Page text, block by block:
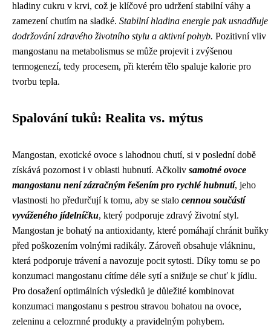
hladiny cukru v krvi, což je klíčové pro udržení stabilní váhy a
zamezení chutím na sladké. Stabilní hladina energie pak usnadňuje
dodržování zdravého životního stylu a aktivní pohyb. Pozitivní vliv
mangostanu na metabolismus se může projevit i zvýšenou
termogenezí, tedy procesem, při kterém tělo spaluje kalorie pro
tvorbu tepla.
Spalování tuků: Realita vs. mýtus
Mangostan, exotické ovoce s lahodnou chutí, si v poslední době
získává pozornost i v oblasti hubnutí. Ačkoliv samotné ovoce
mangostanu není zázračným řešením pro rychlé hubnutí, jeho
vlastnosti ho předurčují k tomu, aby se stalo cennou součástí
vyváženého jídelníčku, který podporuje zdravý životní styl.
Mangostan je bohatý na antioxidanty, které pomáhají chránit buňky
před poškozením volnými radikály. Zároveň obsahuje vlákninu,
která podporuje trávení a navozuje pocit sytosti. Díky tomu se po
konzumaci mangostanu cítíme déle sytí a snižuje se chuť k jídlu.
Pro dosažení optimálních výsledků je důležité kombinovat
konzumaci mangostanu s pestrou stravou bohatou na ovoce,
zeleninu a celozrnné produkty a pravidelným pohybem.